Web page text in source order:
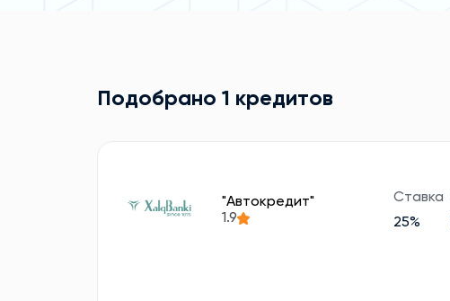
Подобрано 1 кредитов
"Автокредит"
1.9
Ставка
25%